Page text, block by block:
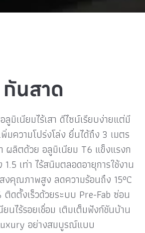
กันสาด
มิเนียมไร้เสา ดีไซน์เรียบง่ายแต่มี
มความโปร่งโล่ง ยื่นได้ถึง 3 เมตร
ผลิตด้วย อลูมิเนียม T6 แข็งแรงก
เท่า ไร้สนิมตลอดอายุการใช้งาน
คุณภาพสูง ลดความร้อนถึง 15°C
ดตั้งเร็วด้วยระบบ Pre-Fab ซ่อน
นไร้รอยเชื่อม เติมเต็มฟังก์ชันบ้าน
อย่างสมบูรณ์แบบ